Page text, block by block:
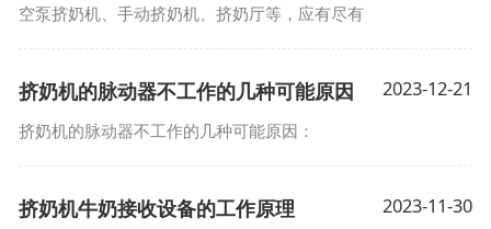
空泵挤奶机、手动挤奶机、挤奶厅等，应有尽有
挤奶机的脉动器不工作的几种可能原因 2023-12-21
挤奶机的脉动器不工作的几种可能原因：
挤奶机牛奶接收设备的工作原理 2023-11-30